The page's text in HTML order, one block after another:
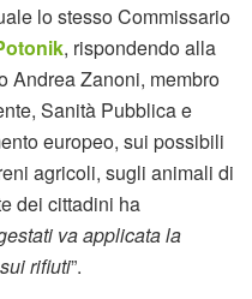
lo stesso Commissario
, rispondendo alla
Andrea Zanoni, membro
Sanità Pubblica e
europeo, sui possibili
agricoli, sugli animali di
dei cittadini ha
va applicata la
rifiuti”.